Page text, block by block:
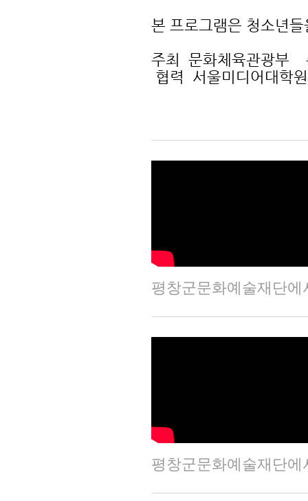
본 프로그램은 청소년
주최 문화체육관광부
협력 서울미디어대학
평창군문화예술재단
평창군문화예술재단